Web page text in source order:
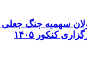
سهمیه جنگ
کنکور ۱۴۰۵